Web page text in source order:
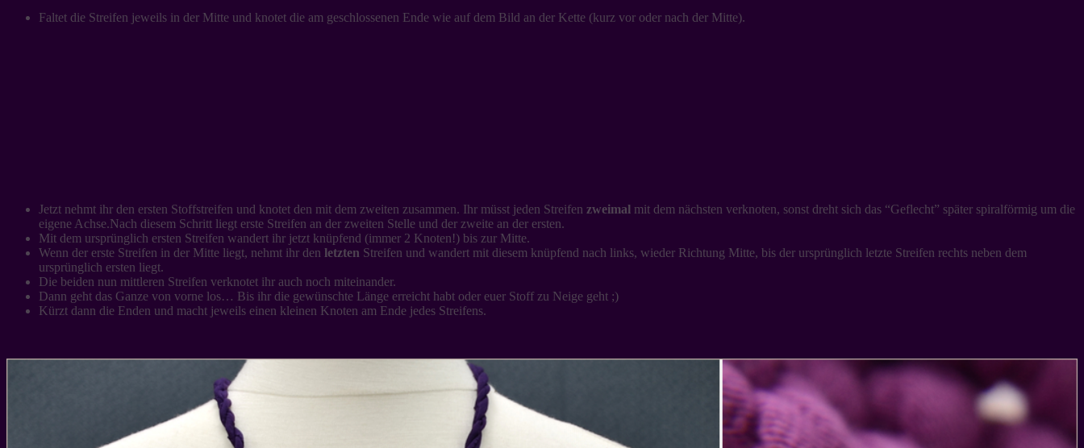
Faltet die Streifen jeweils in der Mitte und knotet die am geschlossenen Ende wie auf dem Bild an der Kette (kurz vor oder nach der Mitte).
Jetzt nehmt ihr den ersten Stoffstreifen und knotet den mit dem zweiten zusammen. Ihr müsst jeden Streifen zweimal mit dem nächsten verknoten, sonst dreht sich das “Geflecht” später spiralförmig um die
eigene Achse.Nach diesem Schritt liegt erste Streifen an der zweiten Stelle und der zweite an der ersten.
Mit dem ursprünglich ersten Streifen wandert ihr jetzt knüpfend (immer 2 Knoten!) bis zur Mitte.
Wenn der erste Streifen in der Mitte liegt, nehmt ihr den letzten Streifen und wandert mit diesem knüpfend nach links, wieder Richtung Mitte, bis der ursprünglich letzte Streifen rechts neben dem
ursprünglich ersten liegt.
Die beiden nun mittleren Streifen verknotet ihr auch noch miteinander.
Dann geht das Ganze von vorne los… Bis ihr die gewünschte Länge erreicht habt oder euer Stoff zu Neige geht ;)
Kürzt dann die Enden und macht jeweils einen kleinen Knoten am Ende jedes Streifens.